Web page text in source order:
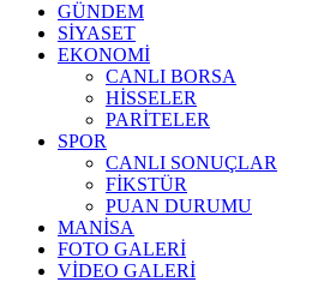
GÜNDEM
SİYASET
EKONOMİ
CANLI BORSA
HİSSELER
PARİTELER
SPOR
CANLI SONUÇLAR
FİKSTÜR
PUAN DURUMU
MANİSA
FOTO GALERİ
VİDEO GALERİ